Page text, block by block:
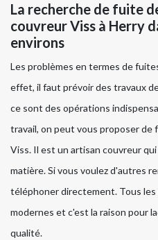
La recherche de fuite
couvreur Viss à Herry
environs
Les problèmes en termes de
effet, il faut prévoir des travaux
ce sont des opérations
travail, on peut vous proposer de
Viss. Il est un artisan couvreur
matière. Si vous voulez d'autres
téléphoner directement. Tous
modernes et c'est la raison pour
qualité.